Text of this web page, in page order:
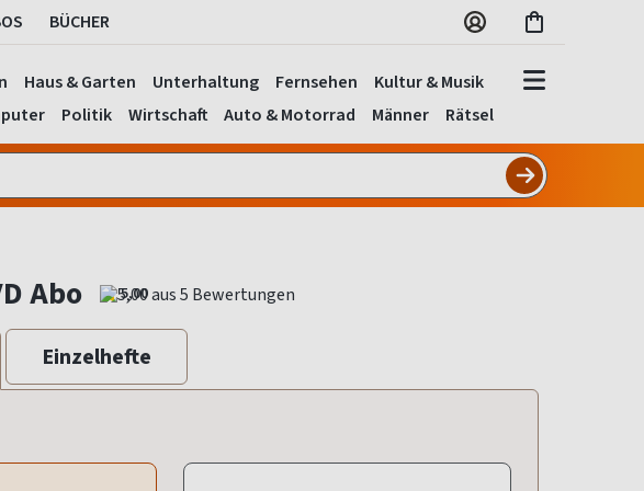
BÜCHER
Haus & Garten Unterhaltung Fernsehen
Kultur & Musik
Politik Wirtschaft Auto & Motorrad Männer Rätsel
Abo 5,00
Einzelhefte